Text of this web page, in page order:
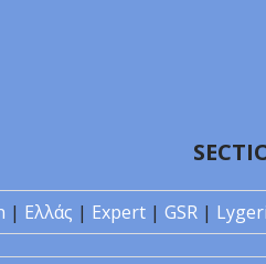
| Ελλάς | Expert | GSR |